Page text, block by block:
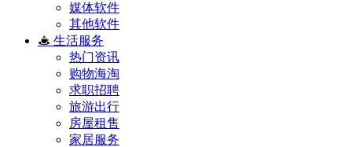
媒体软件
其他软件
生活服务
热门资讯
购物海淘
求职招聘
旅游出行
房屋租售
家居服务